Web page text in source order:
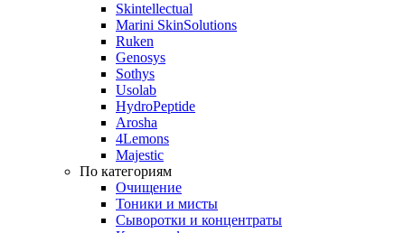
Skintellectual
Marini SkinSolutions
Ruken
Genosys
Sothys
Usolab
HydroPeptide
Arosha
4Lemons
Majestic
По категориям
Очищение
Тоники и мисты
Сыворотки и концентраты